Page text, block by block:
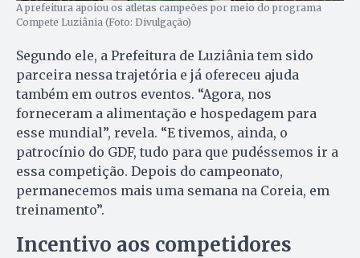
A prefeitura apoiou os atletas campeões por meio do programa
Compete Luziânia (Foto: Divulgação)
Segundo ele, a Prefeitura de Luziânia tem sido
parceira nessa trajetória e já ofereceu ajuda
também em outros eventos. “Agora, nos
forneceram a alimentação e hospedagem para
esse mundial”, revela. “E tivemos, ainda, o
patrocínio do GDF, tudo para que pudéssemos ir a
essa competição. Depois do campeonato,
permanecemos mais uma semana na Coreia, em
treinamento”.
Incentivo aos competidores